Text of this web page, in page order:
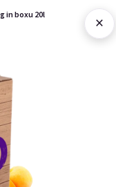
Shopping
×
in boxu 20l